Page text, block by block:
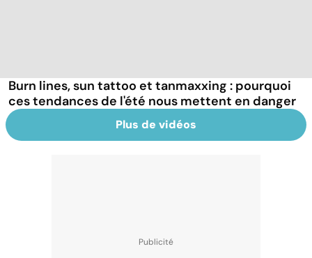
Burn lines, sun tattoo et tanmaxxing : pourquoi
ces tendances de l'été nous mettent en danger
Plus de vidéos